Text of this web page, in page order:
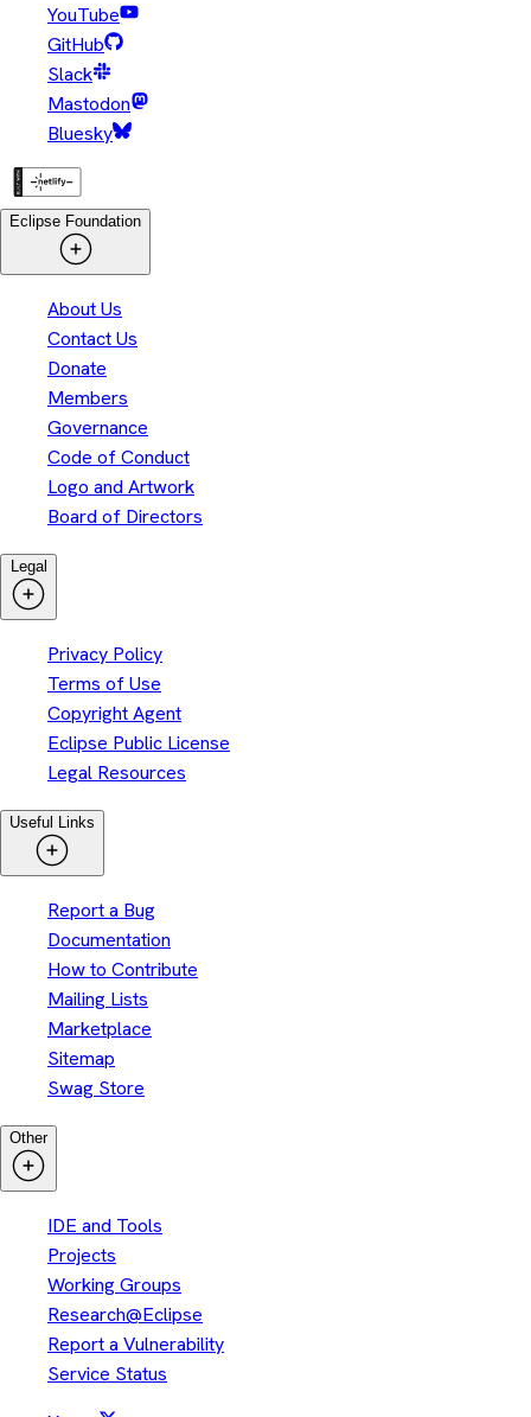
YouTube
GitHub
Slack
Mastodon
Bluesky
Eclipse Foundation
About Us
Contact Us
Donate
Members
Governance
Code of Conduct
Logo and Artwork
Board of Directors
Legal
Privacy Policy
Terms of Use
Copyright Agent
Eclipse Public License
Legal Resources
Useful Links
Report a Bug
Documentation
How to Contribute
Mailing Lists
Marketplace
Sitemap
Swag Store
Other
IDE and Tools
Projects
Working Groups
Research@Eclipse
Report a Vulnerability
Service Status